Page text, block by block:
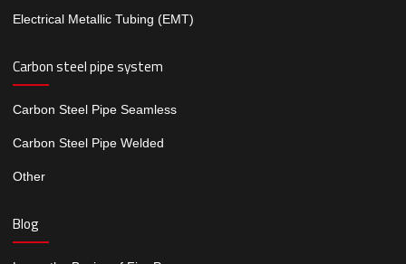
Electrical Metallic Tubing (EMT)
Carbon steel pipe system
Carbon Steel Pipe Seamless
Carbon Steel Pipe Welded
Other
Blog